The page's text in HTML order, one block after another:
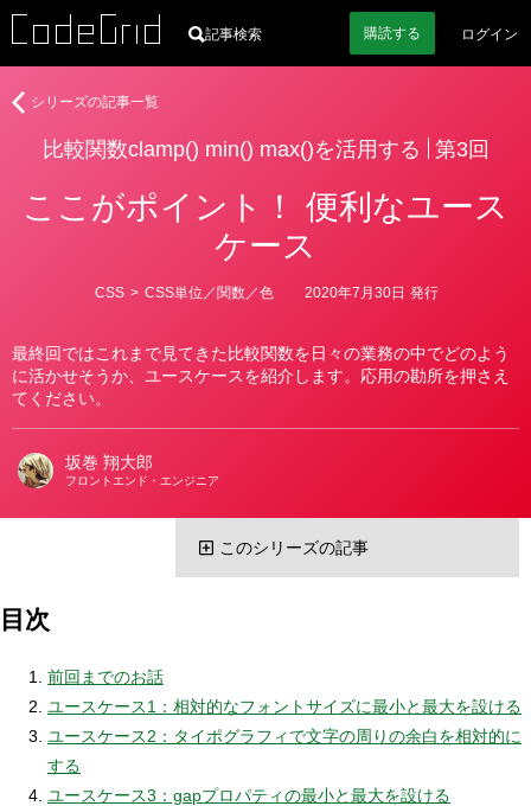
記事検索 購読する ログイン
比較関数clamp() min() max()を活用する 第3回
ここがポイント！ 便利なユース
ケース
最終回ではこれまで見てきた比較関数を日々の業務の中でどのよう
に活かせそうか、ユースケースを紹介します。応用の勘所を押さえ
てください。
カ
ー
CSS > CSS単位／関数／色 2020年7月30日 発行
者
坂巻 翔大郎
フロントエンド・エンジニア
比
clamp()
min()
す
る
シリーズの記事一覧
このシリーズの記事
目次
前回までのお話
ユースケース1：相対的なフォントサイズに最小と最大を設ける
ユースケース2：タイポグラフィで文字の周りの余白を相対的に
する
ユースケース3：gapプロパティの最小と最大を設ける